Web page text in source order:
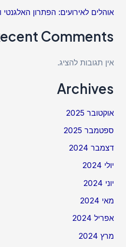
אוהלים לאירועים: הפתרון האלגנטי
Comments
אין תגובות להציג.
Archives
אוקטובר 2025
ספטמבר 2025
דצמבר 2024
יולי 2024
יוני 2024
מאי 2024
אפריל 2024
מרץ 2024